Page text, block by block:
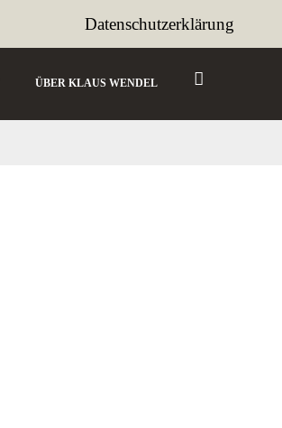
tango@sencillo.de
ÜBER KLAUS WENDEL
Datenschutzerklärung